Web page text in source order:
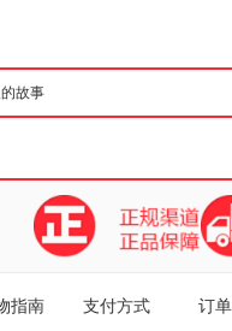
指南 支付方式 订